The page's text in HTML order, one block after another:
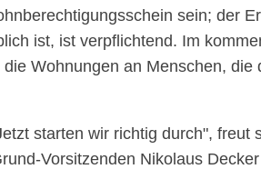
sein; der
ist, ist verpflichtend. Im
Wohnungen an Menschen, die
starten wir richtig durch , freut
Vorsitzenden Nikolaus